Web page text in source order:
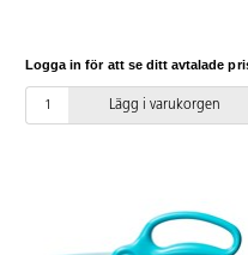
Logga in för att se ditt avtalade
Lägg i varukorgen